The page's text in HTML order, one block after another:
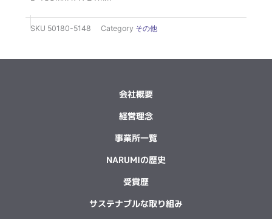
SKU 50180-5148 Category その他
会社概要
経営理念
事業所一覧
NARUMIの歴史
受賞歴
サステナブルな取り組み